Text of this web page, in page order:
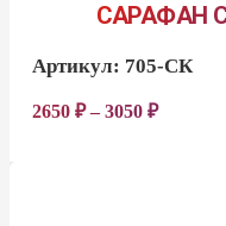
САРАФАН
Артикул: 705-СК
2650₽–3050₽